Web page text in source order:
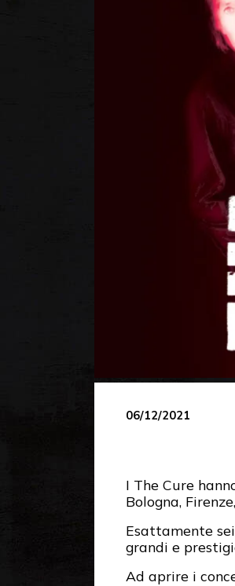
06/12/2021
I The Cure
Bologna,
Esattamente
grandi e
Ad aprire i